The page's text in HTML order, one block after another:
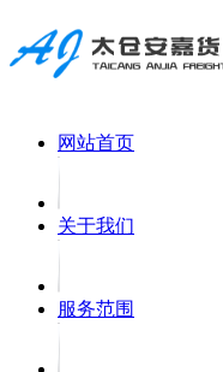
网站首页
关于我们
服务范围